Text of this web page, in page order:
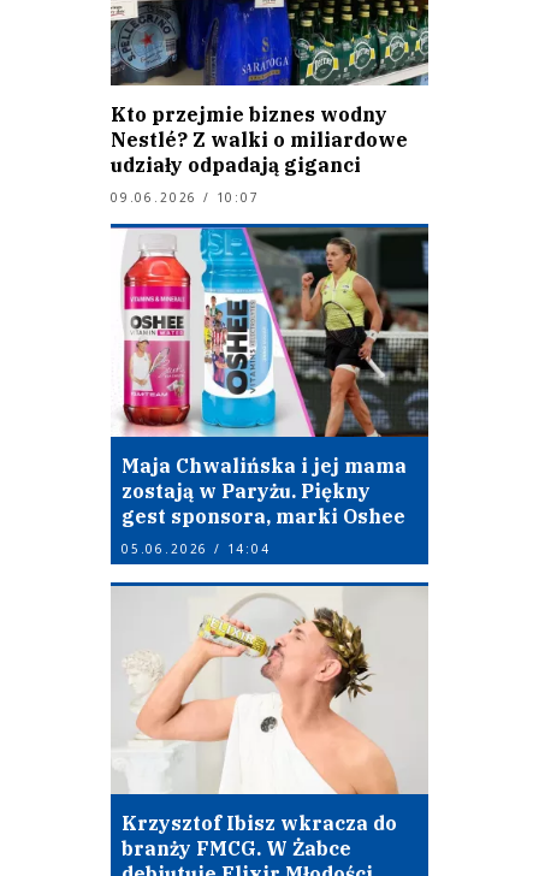
Kto przejmie biznes wodny
Nestlé? Z walki o miliardowe
udziały odpadają giganci
09.06.2026 / 10:07
Maja Chwalińska i jej mama
zostają w Paryżu. Piękny
gest sponsora, marki Oshee
05.06.2026 / 14:04
Krzysztof Ibisz wkracza do
branży FMCG. W Żabce